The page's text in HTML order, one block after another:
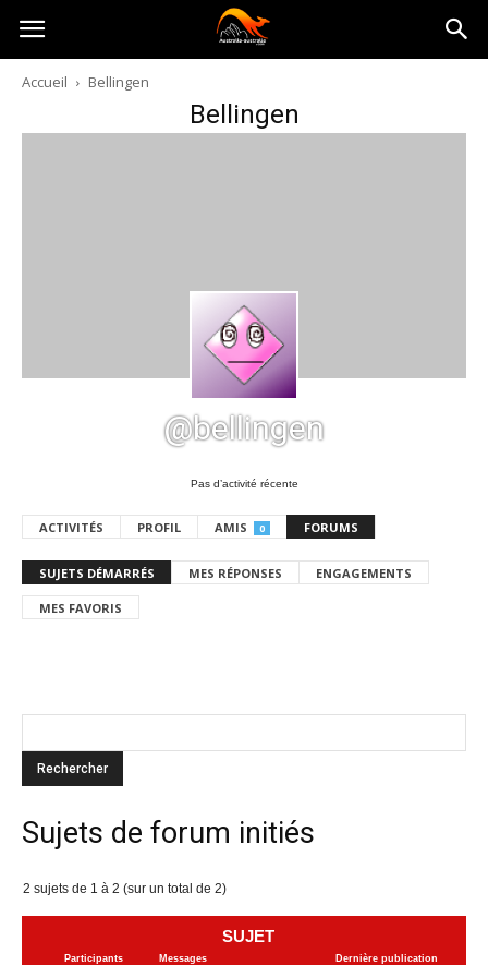
Australia-
australie.com
Accueil Bellingen
Bellingen
@bellingen
Pas d’activité récente
ACTIVITÉS PROFIL AMIS 0 FORUMS
SUJETS DÉMARRÉS MES RÉPONSES ENGAGEMENTS
MES FAVORIS
Sujets de forum initiés
2 sujets de 1 à 2 (sur un total de 2)
SUJET
Participants Messages Dernière publication